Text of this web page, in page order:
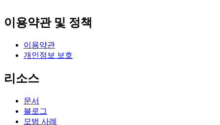
이용약관 및 정책
이용약관
개인정보 보호
리소스
문서
블로그
모범 사례